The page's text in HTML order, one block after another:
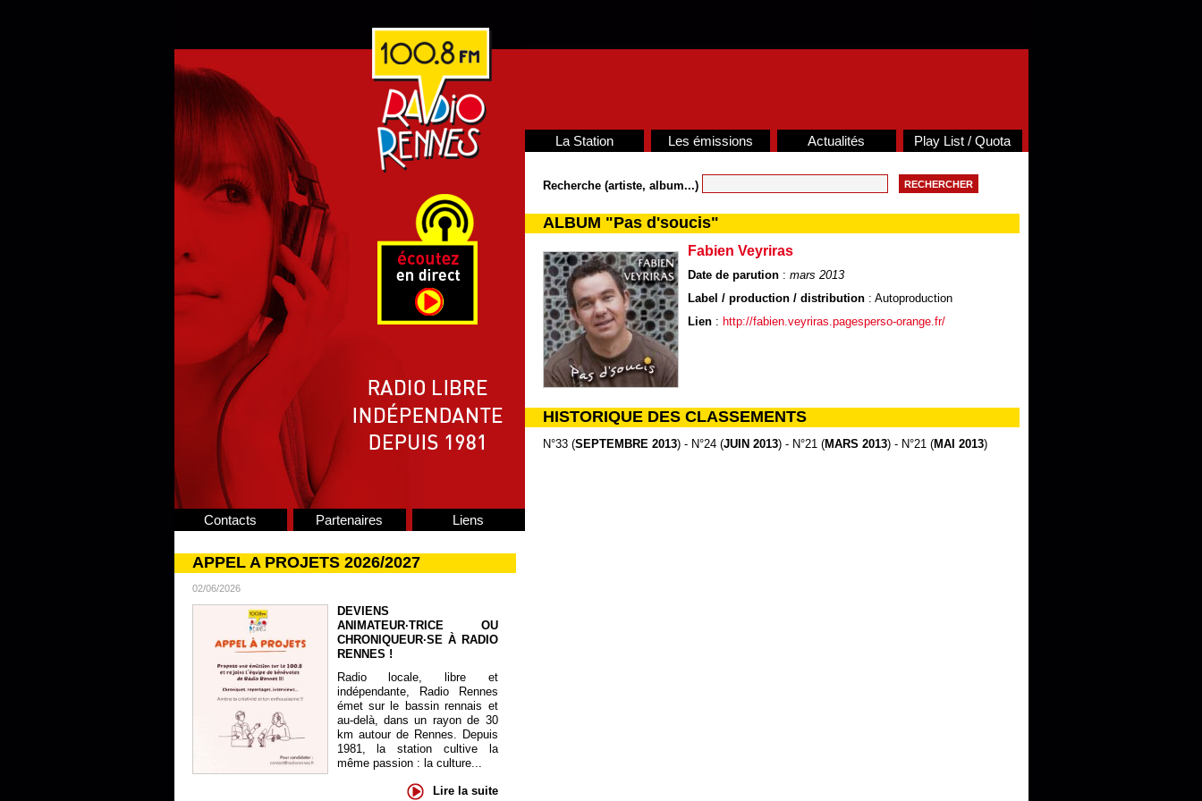
Contacts Partenaires Liens
APPEL A PROJETS 2026/2027
02/06/2026
DEVIENS
ANIMATEUR·TRICE OU
CHRONIQUEUR·SE À RADIO
RENNES !
Radio locale, libre et
indépendante, Radio Rennes
émet sur le bassin rennais et
au-delà, dans un rayon de 30
km autour de Rennes. Depuis
1981, la station cultive la
même passion : la culture...
Lire la suite
La Station Les émissions Actualités Play List / Quota
Recherche (artiste, album...)
ALBUM "Pas d'soucis"
Fabien Veyriras
Date de parution: mars 2013
Label / production / distribution: Autoproduction
Lien: http://fabien.veyriras.pagesperso-orange.fr/
HISTORIQUE DES CLASSEMENTS
N°33 (SEPTEMBRE 2013) - N°24 (JUIN 2013) - N°21 (MARS 2013) - N°21 (MAI 2013)